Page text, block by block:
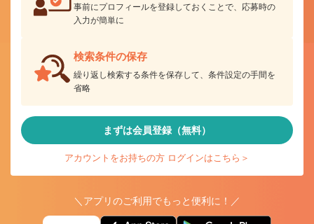
事前にプロフィールを登録しておくことで、応募時の
入力が簡単に
検索条件の保存
繰り返し検索する条件を保存して、条件設定の手間を
省略
まずは会員登録（無料）
アカウントをお持ちの方 ログインはこちら＞
＼アプリのご利用でもっと便利に！／